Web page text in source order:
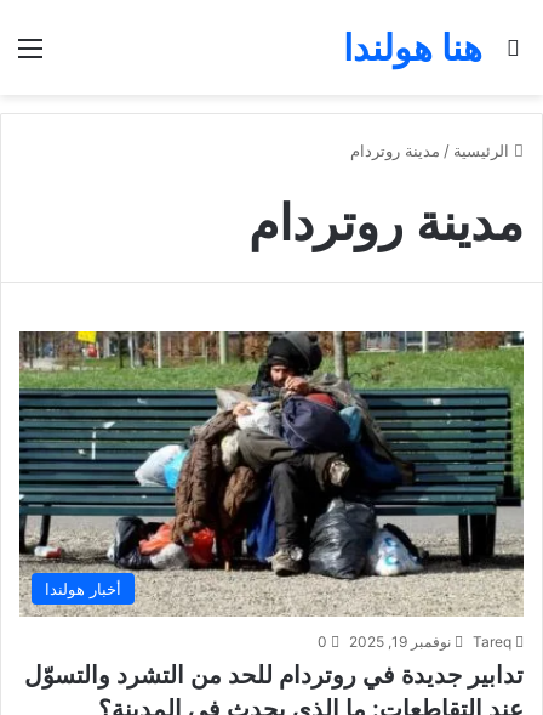
هنا هولندا
بحث عن
الرئيسية / مدينة روتردام
مدينة روتردام
أخبار هولندا
Tareq نوفمبر 19, 2025 0
تدابير جديدة في روتردام للحد من التشرد والتسوّل
عند التقاطعات: ما الذي يحدث في المدينة؟